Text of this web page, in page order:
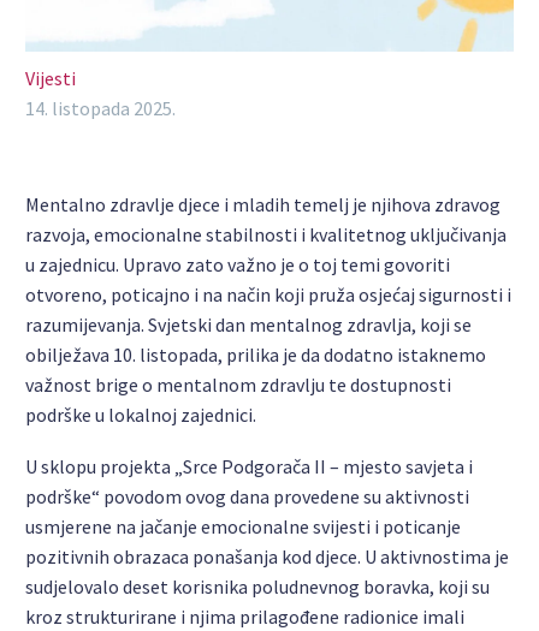
Vijesti
14. listopada 2025.
Mentalno zdravlje djece i mladih temelj je njihova zdravog
razvoja, emocionalne stabilnosti i kvalitetnog uključivanja
u zajednicu. Upravo zato važno je o toj temi govoriti
otvoreno, poticajno i na način koji pruža osjećaj sigurnosti i
razumijevanja. Svjetski dan mentalnog zdravlja, koji se
obilježava 10. listopada, prilika je da dodatno istaknemo
važnost brige o mentalnom zdravlju te dostupnosti
podrške u lokalnoj zajednici.
U sklopu projekta „Srce Podgorača II – mjesto savjeta i
podrške“ povodom ovog dana provedene su aktivnosti
usmjerene na jačanje emocionalne svijesti i poticanje
pozitivnih obrazaca ponašanja kod djece. U aktivnostima je
sudjelovalo deset korisnika poludnevnog boravka, koji su
kroz strukturirane i njima prilagođene radionice imali